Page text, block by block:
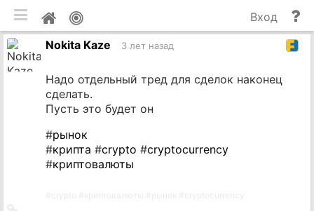
Мой
профиль
и
Вход
Nokita Kaze
3 лет назад
Надо отдельный тред для сделок наконец
сделать.
Пусть это будет он
#рынок
#крипта #crypto #cryptocurrency
#криптовалюты
мобильная версия